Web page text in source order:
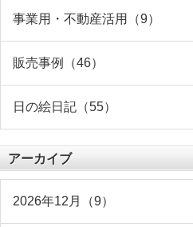
事業用・不動産活用（9）
販売事例（46）
日の絵日記（55）
アーカイブ
2026年12月（9）